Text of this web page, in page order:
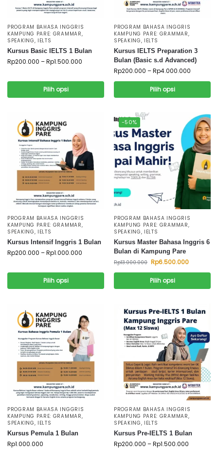
PROGRAM BAHASA INGGRIS
KAMPUNG PARE: GRAMMAR,
SPEAKING, IELTS
Kursus Basic IELTS 1 Bulan
Rp200.000 –Rp1.500.000
Pilih opsi
PROGRAM BAHASA INGGRIS
KAMPUNG PARE: GRAMMAR,
SPEAKING, IELTS
Kursus IELTS Preparation 3
Bulan (Basic s.d Advanced)
Rp200.000 –Rp4.000.000
Pilih opsi
PROGRAM BAHASA INGGRIS
KAMPUNG PARE: GRAMMAR,
SPEAKING, IELTS
Kursus Intensif Inggris 1 Bulan
Rp200.000 –Rp1.000.000
Pilih opsi
-50%
PROGRAM BAHASA INGGRIS
KAMPUNG PARE: GRAMMAR,
SPEAKING, IELTS
Kursus Master Bahasa Inggris 6
Bulan di Kampung Pare
Rp13.000.000 Rp6.500.000
Pilih opsi
PROGRAM BAHASA INGGRIS
KAMPUNG PARE: GRAMMAR,
SPEAKING, IELTS
Kursus Pemula 1 Bulan
Rp1.000.000
PROGRAM BAHASA INGGRIS
KAMPUNG PARE: GRAMMAR,
SPEAKING, IELTS
Kursus Pre-IELTS 1 Bulan
Rp200.000 –Rp1.500.000